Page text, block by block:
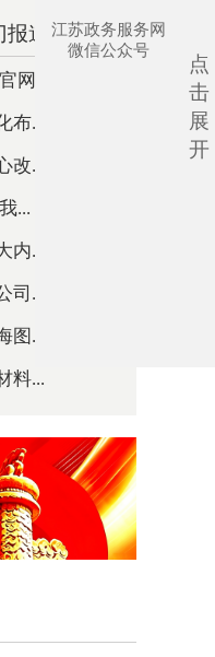
道
网出...
...
...
...
...
...
...
料...
点
击
展
开
江苏政务服务网
微信公众号